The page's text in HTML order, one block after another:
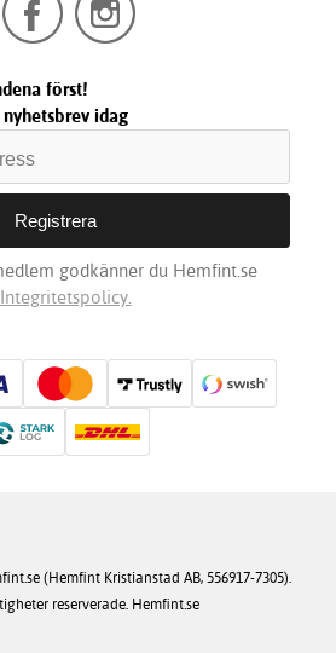
först!
idag
godkänner du Hemfint.se
Integritetspolicy.
(Hemfint Kristianstad AB, 556917-7305).
reserverade. Hemfint.se